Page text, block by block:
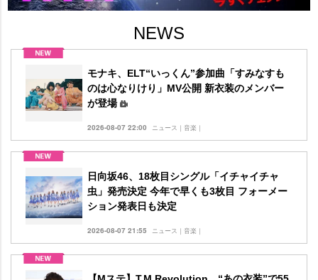
NEWS
モナキ、ELT“いっくん”参加曲「すみなすも
のは心なりけり」MV公開 新衣装のメンバー
が登場
2026-08-07 22:00 ニュース｜音楽｜
日向坂46、18枚目シングル「イチャイチャ
虫」発売決定 今年で早くも3枚目 フォーメー
ション発表日も決定
2026-08-07 21:55 ニュース｜音楽｜